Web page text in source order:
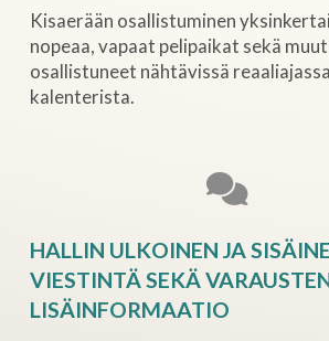
Kisaerään osallistuminen
nopeaa, vapaat pelipaikat sekä
osallistuneet nähtävissä
kalenterista.
HALLIN ULKOINEN JA
VIESTINTÄ SEKÄ
LISÄINFORMAATIO